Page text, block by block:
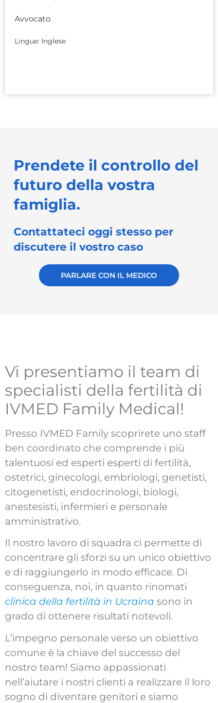
Avvocato
Lingue: Inglese
Prendete il controllo del
futuro della vostra
famiglia.
Contattateci oggi stesso per
discutere il vostro caso
PARLARE CON IL MEDICO
Vi presentiamo il team di
specialisti della fertilità di
IVMED Family Medical!
Presso IVMED Family scoprirete uno staff
ben coordinato che comprende i più
talentuosi ed esperti esperti di fertilità,
ostetrici, ginecologi, embriologi, genetisti,
citogenetisti, endocrinologi, biologi,
anestesisti, infermieri e personale
amministrativo.
Il nostro lavoro di squadra ci permette di
concentrare gli sforzi su un unico obiettivo
e di raggiungerlo in modo efficace. Di
conseguenza, noi, in quanto rinomati
clinica della fertilità in Ucraina sono in
grado di ottenere risultati notevoli.
L’impegno personale verso un obiettivo
comune è la chiave del successo del
nostro team! Siamo appassionati
nell’aiutare i nostri clienti a realizzare il loro
sogno di diventare genitori e siamo